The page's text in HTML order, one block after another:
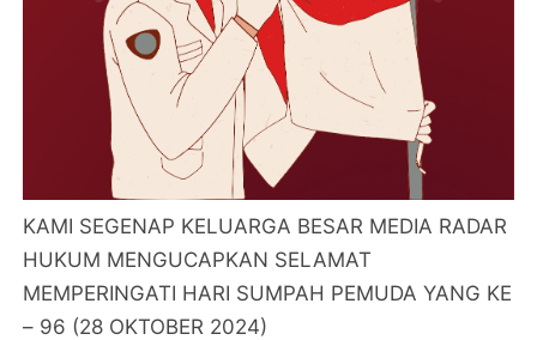
KAMI SEGENAP KELUARGA BESAR MEDIA RADAR
HUKUM MENGUCAPKAN SELAMAT
MEMPERINGATI HARI SUMPAH PEMUDA YANG KE
– 96 (28 OKTOBER 2024)